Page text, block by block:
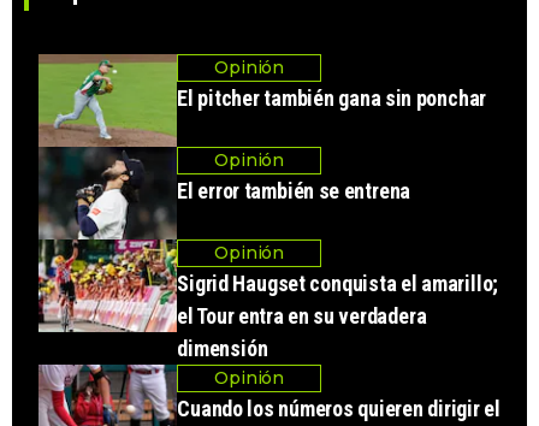
Opinión
El pitcher también gana sin ponchar
Opinión
El error también se entrena
Opinión
Sigrid Haugset conquista el amarillo;
el Tour entra en su verdadera
dimensión
Opinión
Cuando los números quieren dirigir el